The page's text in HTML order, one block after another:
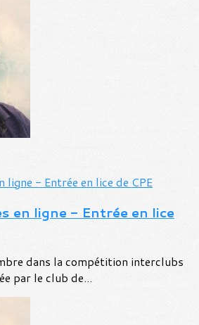
en ligne - Entrée en lice
dans la compétition interclubs
par le club de...